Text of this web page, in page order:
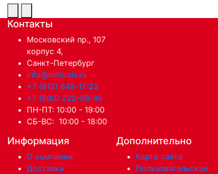
Контакты
Московский пр., 107
корпус 4,
Санкт-Петербург
info@miltools.ru
+7 (812) 648-17-22
+7 (800) 222-98-46
ПН-ПТ: 10:00 - 19:00
СБ-ВС: 10:00 - 18:00
Информация
О компании
Доставка
Дополнительно
Карта сайта
Пользовательское